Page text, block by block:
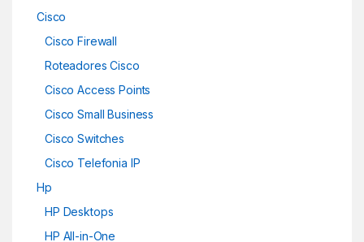
Cisco
Cisco Firewall
Roteadores Cisco
Cisco Access Points
Cisco Small Business
Cisco Switches
Cisco Telefonia IP
Hp
HP Desktops
HP All-in-One